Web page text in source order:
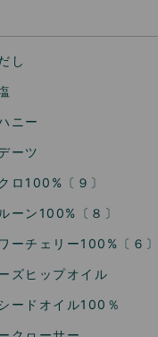
し
ニー
ーツ
ロ100%〔９〕
ーン100%〔８〕
ーチェリー100%〔６〕
ズヒップオイル
ードオイル100％